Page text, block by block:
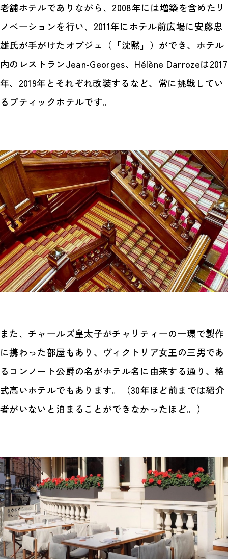
老舗ホテルでありながら、2008年には増築を含めたリ
ノベーションを行い、2011年にホテル前広場に安藤忠
雄氏が手がけたオブジェ（「沈黙」）ができ、ホテル
内のレストランJean-Georges、Hélène Darrozeは2017
年、2019年とそれぞれ改装するなど、常に挑戦してい
るブティックホテルです。
また、チャールズ皇太子がチャリティーの一環で製作
に携わった部屋もあり、ヴィクトリア女王の三男であ
るコンノート公爵の名がホテル名に由来する通り、格
式高いホテルでもあります。（30年ほど前までは紹介
者がいないと泊まることができなかったほど。）